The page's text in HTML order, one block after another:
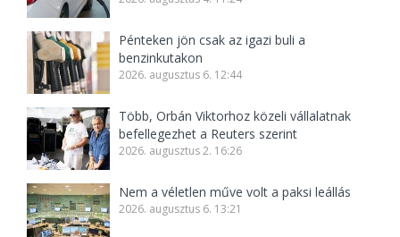
Pénteken jön csak az igazi buli a
benzinkutakon
2026. augusztus 6. 12:44
Több, Orbán Viktorhoz közeli vállalatnak
befellegezhet a Reuters szerint
2026. augusztus 2. 16:26
Nem a véletlen műve volt a paksi leállás
2026. augusztus 6. 13:21